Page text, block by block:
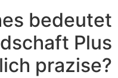
bedeutet
Plus
prazise?